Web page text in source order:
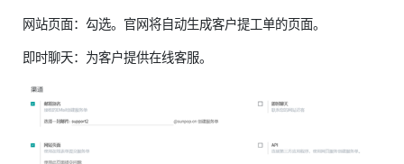
网站页面：勾选。官网将自动生成客户提工单的页面。
即时聊天：为客户提供在线客服。